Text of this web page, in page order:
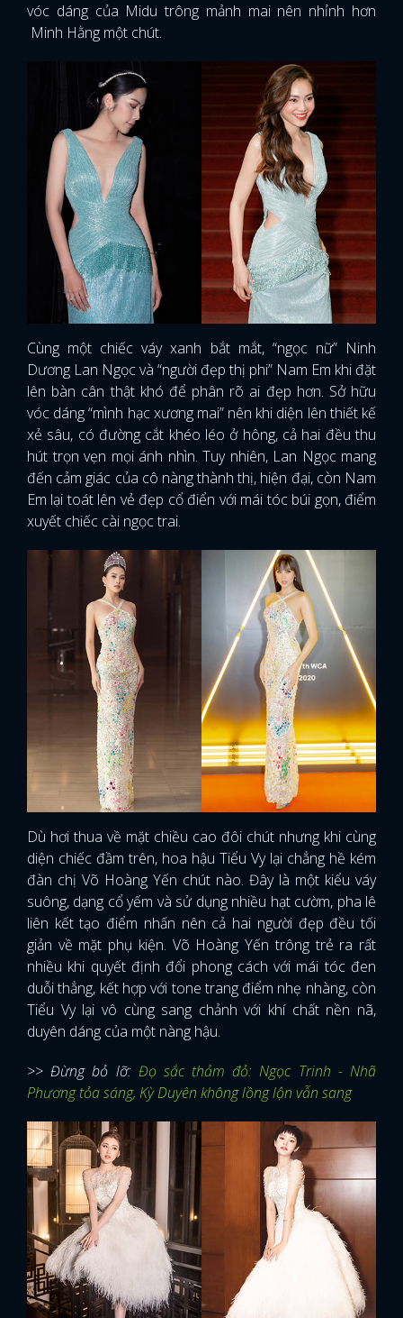
vóc dáng của Midu trông mảnh mai nên nhỉnh hơn
Minh Hằng một chút.
Cùng một chiếc váy xanh bắt mắt, “ngọc nữ” Ninh
Dương Lan Ngọc và “người đẹp thị phi” Nam Em khi đặt
lên bàn cân thật khó để phân rõ ai đẹp hơn. Sở hữu
vóc dáng “mình hạc xương mai” nên khi diện lên thiết kế
xẻ sâu, có đường cắt khéo léo ở hông, cả hai đều thu
hút trọn vẹn mọi ánh nhìn. Tuy nhiên, Lan Ngọc mang
đến cảm giác của cô nàng thành thị, hiện đại, còn Nam
Em lại toát lên vẻ đẹp cổ điển với mái tóc búi gọn, điểm
xuyết chiếc cài ngọc trai.
Dù hơi thua về mặt chiều cao đôi chút nhưng khi cùng
diện chiếc đầm trên, hoa hậu Tiểu Vy lại chẳng hề kém
đàn chị Võ Hoàng Yến chút nào. Đây là một kiểu váy
suông, dạng cổ yếm và sử dụng nhiều hạt cườm, pha lê
liên kết tạo điểm nhấn nên cả hai người đẹp đều tối
giản về mặt phụ kiện. Võ Hoàng Yến trông trẻ ra rất
nhiều khi quyết định đổi phong cách với mái tóc đen
duỗi thẳng, kết hợp với tone trang điểm nhẹ nhàng, còn
Tiểu Vy lại vô cùng sang chảnh với khí chất nền nã,
duyên dáng của một nàng hậu.
>> Đừng bỏ lỡ: Đọ sắc thảm đỏ: Ngọc Trinh - Nhã
Phương tỏa sáng, Kỳ Duyên không lồng lộn vẫn sang